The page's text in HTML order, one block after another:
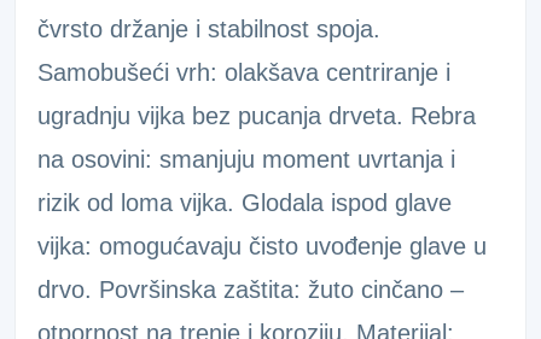
čvrsto držanje i stabilnost spoja.
Samobušeći vrh: olakšava centriranje i
ugradnju vijka bez pucanja drveta. Rebra
na osovini: smanjuju moment uvrtanja i
rizik od loma vijka. Glodala ispod glave
vijka: omogućavaju čisto uvođenje glave u
drvo. Površinska zaštita: žuto cinčano –
otpornost na trenje i koroziju. Materijal: